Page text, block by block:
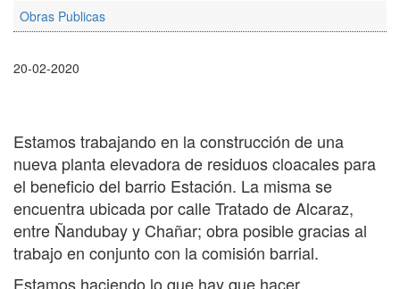
Obras Publicas
20-02-2020
Estamos trabajando en la construcción de una
nueva planta elevadora de residuos cloacales para
el beneficio del barrio Estación. La misma se
encuentra ubicada por calle Tratado de Alcaraz,
entre Ñandubay y Chañar; obra posible gracias al
trabajo en conjunto con la comisión barrial.
Estamos haciendo lo que hay que hacer,